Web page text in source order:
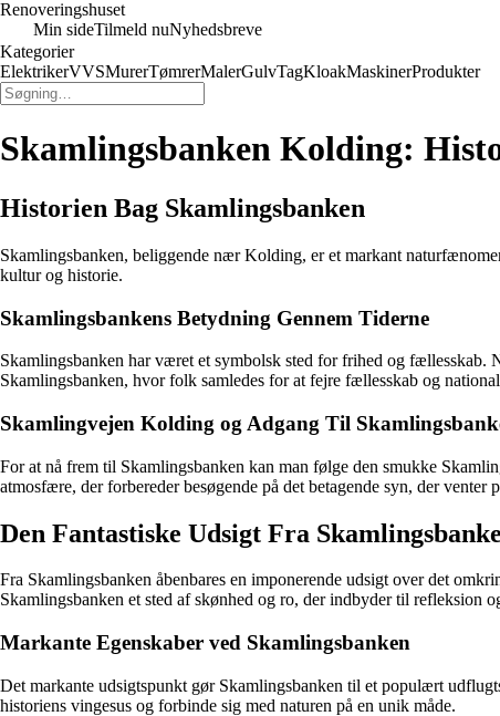
Renoveringshuset
Min sideTilmeld nuNyhedsbreve
Kategorier
ElektrikerVVSMurerTømrerMalerGulvTagKloakMaskinerProdukter
Skamlingsbanken Kolding:
Historien Bag Skamlingsbanken
Skamlingsbanken, beliggende nær Kolding, er et markant
kultur og historie.
Skamlingsbankens Betydning Gennem Tiderne
Skamlingsbanken har været et symbolsk sted for frihed og fællesskab.
Skamlingsbanken, hvor folk samledes for at fejre fællesskab og
Skamlingvejen Kolding og Adgang Til
For at nå frem til Skamlingsbanken kan man følge den smukke
atmosfære, der forbereder besøgende på det betagende syn, der venter
Den Fantastiske Udsigt Fra
Fra Skamlingsbanken åbenbares en imponerende udsigt over det
Skamlingsbanken et sted af skønhed og ro, der indbyder til refleksion
Markante Egenskaber ved Skamlingsbanken
Det markante udsigtspunkt gør Skamlingsbanken til et populært
historiens vingesus og forbinde sig med naturen på en unik måde.